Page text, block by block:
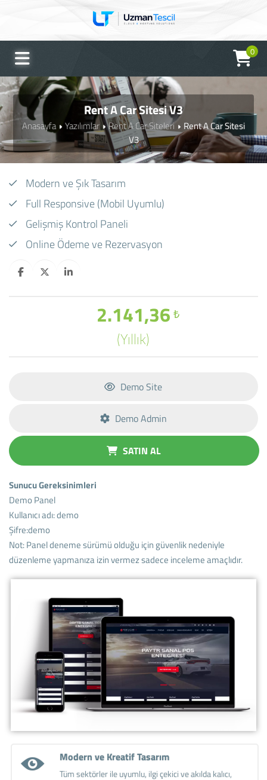
0
Rent A Car Sitesi V3
Anasayfa Yazılımlar Rent A Car Siteleri
Rent A Car Sitesi
V3
Modern ve Şık Tasarım
Full Responsive (Mobil Uyumlu)
Gelişmiş Kontrol Paneli
Online Ödeme ve Rezervasyon
₺
2.141,36
(Yıllık)
Demo Site
Demo Admin
SATIN AL
Sunucu Gereksinimleri
Demo Panel
Kullanıcı adı: demo
Şifre:demo
Not: Panel deneme sürümü olduğu için güvenlik nedeniyle
düzenleme yapmanıza izin vermez sadece inceleme amaçlıdır.
Modern ve Kreatif Tasarım
Tüm sektörler ile uyumlu, ilgi çekici ve akılda kalıcı,
UTO Asistan